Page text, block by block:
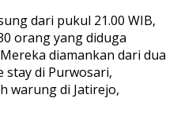
dari pukul 21.00 WIB,
orang yang diduga
diamankan dari dua
stay di Purwosari,
warung di Jatirejo,